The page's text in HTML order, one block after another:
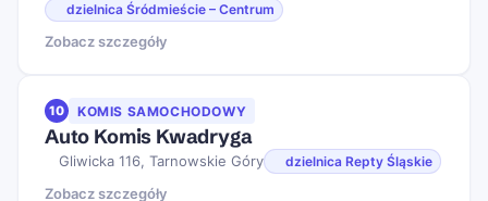
dzielnica Śródmieście – Centrum
Zobacz szczegóły
10 KOMIS SAMOCHODOWY
Auto Komis Kwadryga
Gliwicka 116, Tarnowskie Góry dzielnica Repty Śląskie
Zobacz szczegóły